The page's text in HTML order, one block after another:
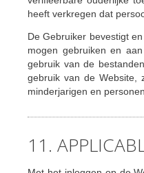
heeft verkregen dat
De Gebruiker bevestigt
mogen gebruiken en
gebruik van de
gebruik van de Website,
minderjarigen en
11.